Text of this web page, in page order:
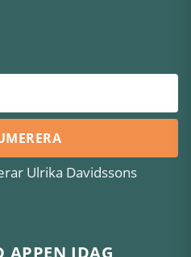
Ulrika Davidssons
APPEN IDAG